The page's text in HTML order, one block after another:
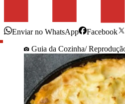
Enviar no WhatsApp Facebook
Guia da Cozinha/